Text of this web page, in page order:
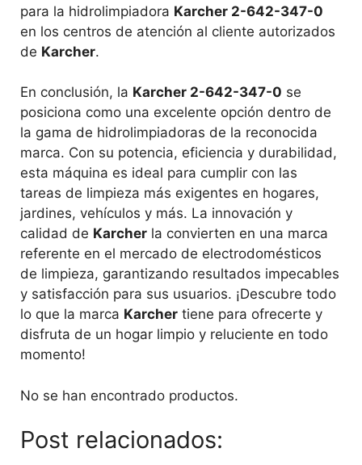
para la hidrolimpiadora Karcher 2-642-347-0
en los centros de atención al cliente autorizados
de Karcher.
En conclusión, la Karcher 2-642-347-0 se
posiciona como una excelente opción dentro de
la gama de hidrolimpiadoras de la reconocida
marca. Con su potencia, eficiencia y durabilidad,
esta máquina es ideal para cumplir con las
tareas de limpieza más exigentes en hogares,
jardines, vehículos y más. La innovación y
calidad de Karcher la convierten en una marca
referente en el mercado de electrodomésticos
de limpieza, garantizando resultados impecables
y satisfacción para sus usuarios. ¡Descubre todo
lo que la marca Karcher tiene para ofrecerte y
disfruta de un hogar limpio y reluciente en todo
momento!
No se han encontrado productos.
Post relacionados: